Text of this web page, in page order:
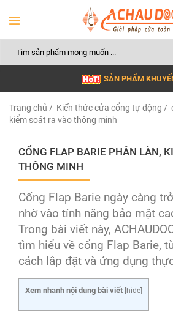
SẢN PHẨM
Trang chủ / Kiến thức cửa cổng tự động /
kiểm soát ra vào thông minh
CỔNG FLAP BARIE PHÂN LÀN,
THÔNG MINH
Cổng Flap Barie ngày càng
nhờ vào tính năng bảo mật
Trong bài viết này,
tìm hiểu về cổng Flap Barie,
cách lắp đặt và ứng dụng
Xem nhanh nội dung bài viết hide